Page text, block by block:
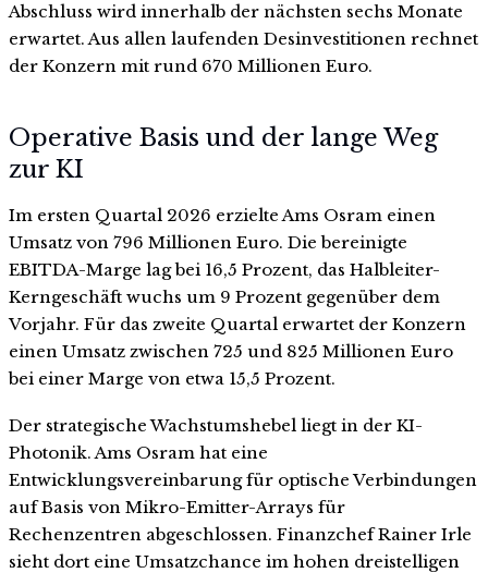
Abschluss wird innerhalb der nächsten sechs Monate
erwartet. Aus allen laufenden Desinvestitionen rechnet
der Konzern mit rund 670 Millionen Euro.
Operative Basis und der lange Weg
zur KI
Im ersten Quartal 2026 erzielte Ams Osram einen
Umsatz von 796 Millionen Euro. Die bereinigte
EBITDA-Marge lag bei 16,5 Prozent, das Halbleiter-
Kerngeschäft wuchs um 9 Prozent gegenüber dem
Vorjahr. Für das zweite Quartal erwartet der Konzern
einen Umsatz zwischen 725 und 825 Millionen Euro
bei einer Marge von etwa 15,5 Prozent.
Der strategische Wachstumshebel liegt in der KI-
Photonik. Ams Osram hat eine
Entwicklungsvereinbarung für optische Verbindungen
auf Basis von Mikro-Emitter-Arrays für
Rechenzentren abgeschlossen. Finanzchef Rainer Irle
sieht dort eine Umsatzchance im hohen dreistelligen